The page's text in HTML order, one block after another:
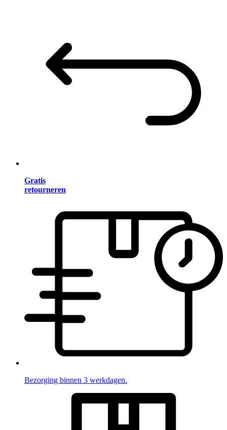
Gratis
retourneren
Bezorging binnen 3 werkdagen.